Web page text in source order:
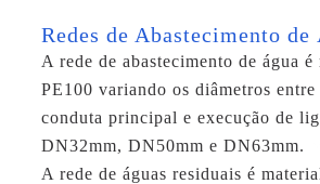
Redes de Abastecimento de
A rede de abastecimento de água
PE100 variando os diâmetros
conduta principal e execução de
DN32mm, DN50mm e DN63mm.
A rede de águas residuais é